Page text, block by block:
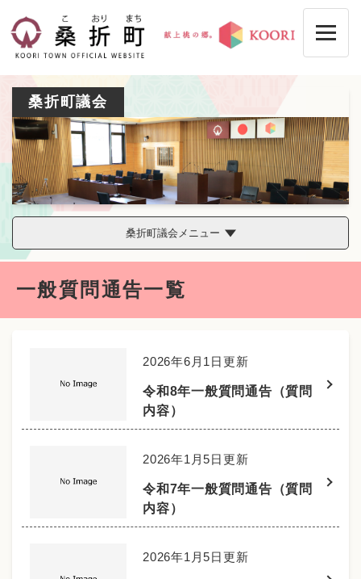
先
桑折町議会
桑折町議会メニュー
一般質問通告一覧
2026年6月1日更新
令和8年一般質問通告（質問
内容）
2026年1月5日更新
令和7年一般質問通告（質問
内容）
2026年1月5日更新